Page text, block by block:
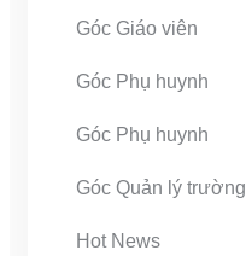
Góc Giáo viên
Góc Phụ huynh
Góc Phụ huynh
Góc Quản lý trường
Hot News